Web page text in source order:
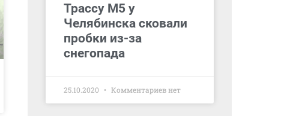
Трассу М5 у
Челябинска сковали
пробки из-за
снегопада
25.10.2020 Комментариев нет